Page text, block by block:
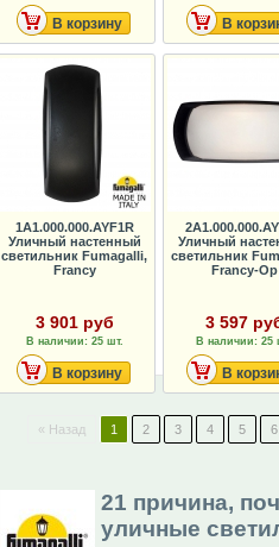
В корзину В
1A1.000.000.AYF1R
Уличный настенный
светильник Fumagalli,
Francy
3 901 руб
В наличии: 25 шт.
В корзину
Уличный
светильник
Francy-Оp
3 597
В наличии: 25
В
« Назад 1 2 3 4 5 6
21 причинa,
уличные